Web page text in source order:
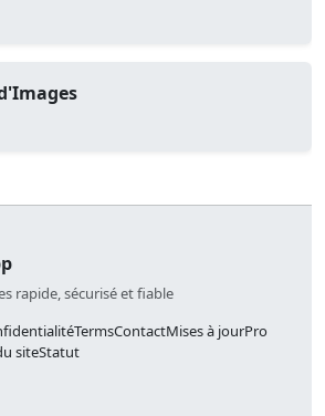
rapide, sécurisé et fiable
TermsContactMises à jourPro
siteStatut